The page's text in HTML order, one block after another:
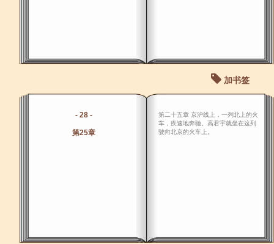
加书签
- 28 -
第25章
第二十五章 京沪线上，一列北上的火
车，疾速地奔驰。高君宇就坐在这列
驶向北京的火车上。